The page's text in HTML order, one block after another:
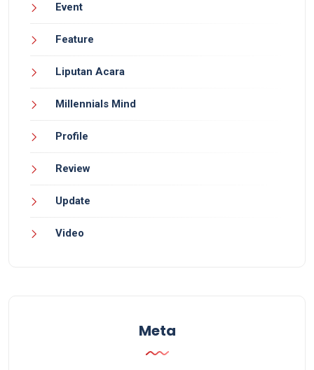
Event
Feature
Liputan Acara
Millennials Mind
Profile
Review
Update
Video
Meta